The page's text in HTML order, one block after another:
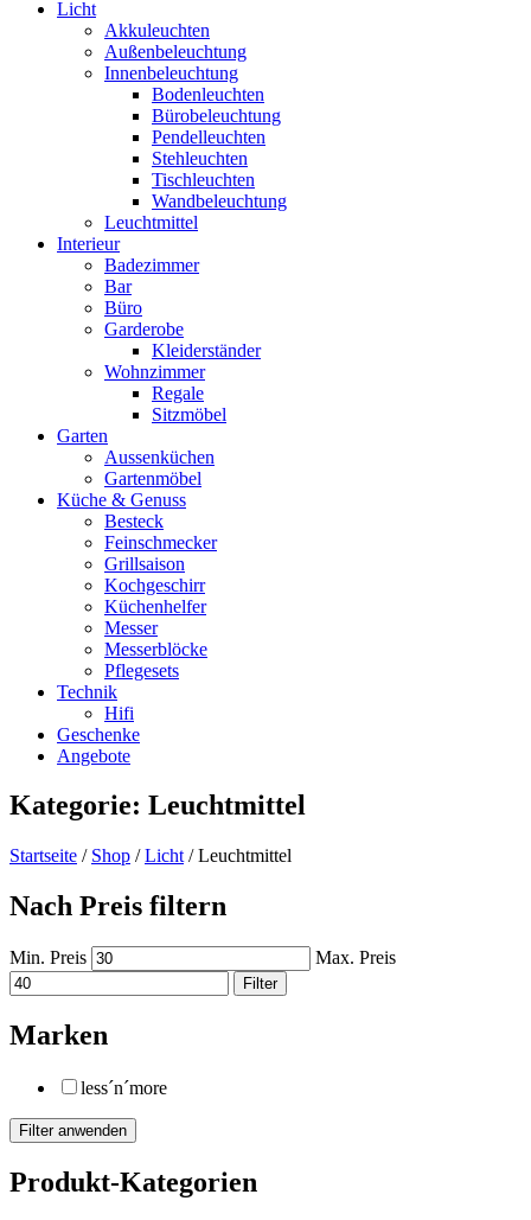
Licht
Akkuleuchten
Außenbeleuchtung
Innenbeleuchtung
Bodenleuchten
Bürobeleuchtung
Pendelleuchten
Stehleuchten
Tischleuchten
Wandbeleuchtung
Leuchtmittel
Interieur
Badezimmer
Bar
Büro
Garderobe
Kleiderständer
Wohnzimmer
Regale
Sitzmöbel
Garten
Aussenküchen
Gartenmöbel
Küche & Genuss
Besteck
Feinschmecker
Grillsaison
Kochgeschirr
Küchenhelfer
Messer
Messerblöcke
Pflegesets
Technik
Hifi
Geschenke
Angebote
Kategorie: Leuchtmittel
Startseite / Shop /Licht / Leuchtmittel
Nach Preis filtern
Min. Preis Max. Preis
Filter
Marken
less´n´more
Filter anwenden
Produkt-Kategorien